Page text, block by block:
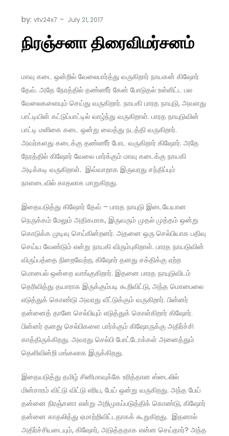
by:vtv24x7
நிரஞ்சனா திரைவிமர்சனம்
மாவு கடை ஒன்றில் வேலைபார்த்து வருகிறார் நாயகன் கிஷோர்
தேவ். அதே நேரத்தில் தண்ணீர் கேன் போடுதல் உள்ளிட்ட பல
வேலைகளையும் செய்து வருகிறார். நாயகி பாரத நாயுடு, அவளது
பாட்டியின் கட்டுப்பாட்டில் வாழ்ந்து வருகிறாள். பாரத நாயுடுவின்
பாட்டி மளிகை கடை ஒன்று வைத்து நடத்தி வருகிறார்.
அவர்களது கடைக்கு தண்ணீர் போட வருகிறார் கிஷோர். அதே
நேரத்தில் கிஷோர் வேலை பார்க்கும் மாவு கடைக்கு நாயகி
அடிக்கடி வருகிறாள். இவ்வாறாக இருவரது சந்திப்பும்
நாளடைவில் காதலாக மாறுகிறது.
இதையடுத்து கிஷோர் தேவ் – பாரத நாயுடு இடையேயான
நெருக்கம் மேலும் அதிகமாக, இருவரும் முதல் முத்தம் ஒன்று
கொடுக்க முடிவு செய்கின்றனர். அதனை ஒரு செல்பியாக பதிவு
செய்ய வேண்டும் என்று நாயகி விரும்புகிறாள். பாரத நாயடுவின்
விருப்பத்தை நிறைவேற்ற, கிஷோர் தனது சக்திக்கு ஏற்ற
மொபைல் ஒன்றை வாங்குகிறார். இதனை பாரத நாயுடுவிடம்
தெரிவித்து தயாராக இருக்கும்படி கூறிவிட்டு, அந்த மொபைலை
எடுத்துக் கொண்டு அவரது வீட்டுக்கும் வருகிறார். பின்னர்
தன்னைத் தானே செல்பியும் எடுத்துக் கொள்கிறார் கிஷோர்.
பின்னர் தனது செல்பிகளை பார்க்கும் கிஷோருக்கு அதிர்ச்சி
காத்திருக்கிறது. அவரது செல்பி போட்டோக்கள் அனைத்தும்
தெளிவின்றி மங்கலாக இருக்கிறது.
இதையடுத்து தமிழ் சினிமாவுக்கே உரித்தான ஸ்டைலில்
மின்சாரம் விட்டு விட்டு எரிய, பேய் ஒன்று வருகிறது. அந்த பேய்
தன்னை நிரஞ்சனா என்று அறிமுகப்படுத்திக் கொண்டு, கிஷோர்
தன்னை காதலித்து ஏமாற்றிவிட்டதாகக் கூறுகிறது. இதனால்
அதிர்ச்சியடையும், கிஷோர், அடுத்ததாக என்ன செய்தார்? அந்த